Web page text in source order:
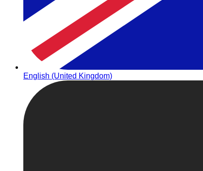
English (United Kingdom)